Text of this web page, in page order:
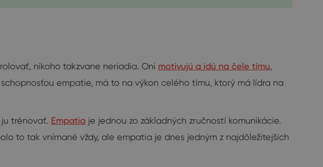
nikoho takzvane neriadia. Oni motivujú a idú na čele tímu,
empatie, má to na výkon celého tímu, ktorý má lídra na
trénovať. Empatia je jednou zo základných zručností komunikácie.
to tak vnímané vždy, ale empatia je dnes jedným z najdôležitejších